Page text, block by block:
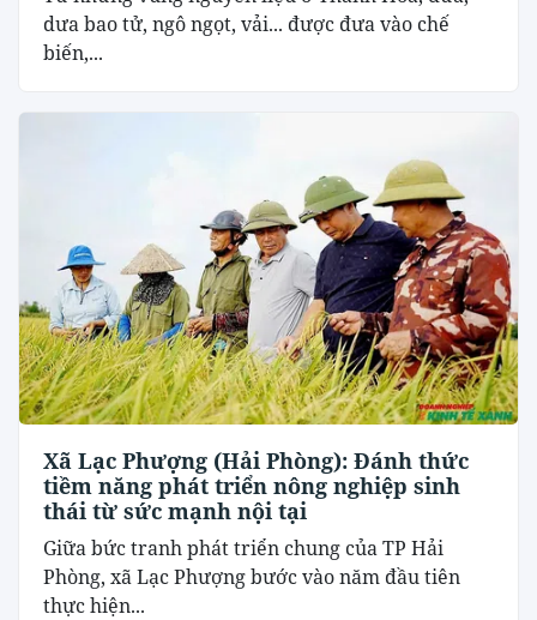
dưa bao tử, ngô ngọt, vải... được đưa vào chế
biến,...
Xã Lạc Phượng (Hải Phòng): Đánh thức
tiềm năng phát triển nông nghiệp sinh
thái từ sức mạnh nội tại
​Giữa bức tranh phát triển chung của TP Hải
Phòng, xã Lạc Phượng bước vào năm đầu tiên
thực hiện...